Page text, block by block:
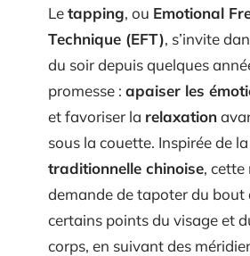
Letapping, ou Emotional
Technique (EFT), s’invite
du soir depuis quelques
promesse : apaiser les
et favoriser la relaxation
sous la couette. Inspirée de la
traditionnelle chinoise, cette
demande de tapoter du bout
certains points du visage et
corps, en suivant des